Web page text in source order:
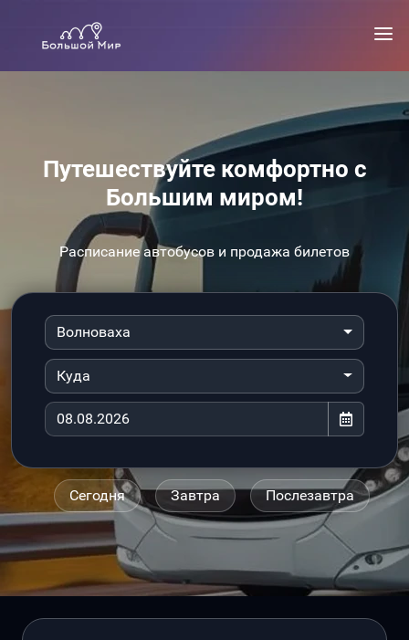
Путешествуйте комфортно с
Большим миром!
Расписание автобусов и продажа билетов
Волноваха
Куда
Сегодня Завтра Послезавтра